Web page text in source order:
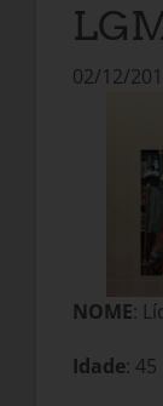
02/12/
NOME:
Idade: 45